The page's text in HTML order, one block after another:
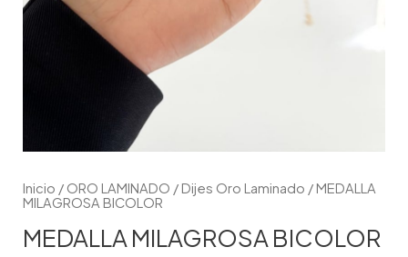
Inicio / ORO LAMINADO /Dijes Oro Laminado / MEDALLA
MILAGROSA BICOLOR
MEDALLA MILAGROSA BICOLOR